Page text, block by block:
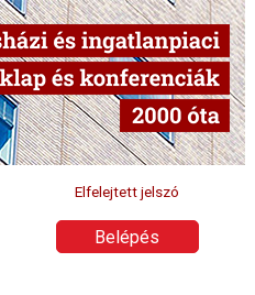
Elfelejtett jelszó
Belépés